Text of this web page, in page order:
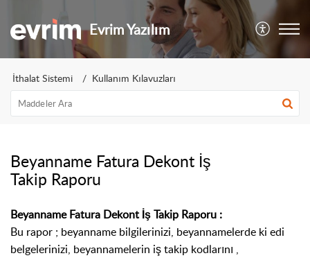
Evrim Yazılım
İthalat Sistemi Kullanım Kılavuzları
Beyanname Fatura Dekont İş
Takip Raporu
Beyanname Fatura Dekont İş Takip Raporu :
Bu rapor ; beyanname bilgilerinizi, beyannamelerde ki edi
belgelerinizi, beyannamelerin iş takip kodlarını ,